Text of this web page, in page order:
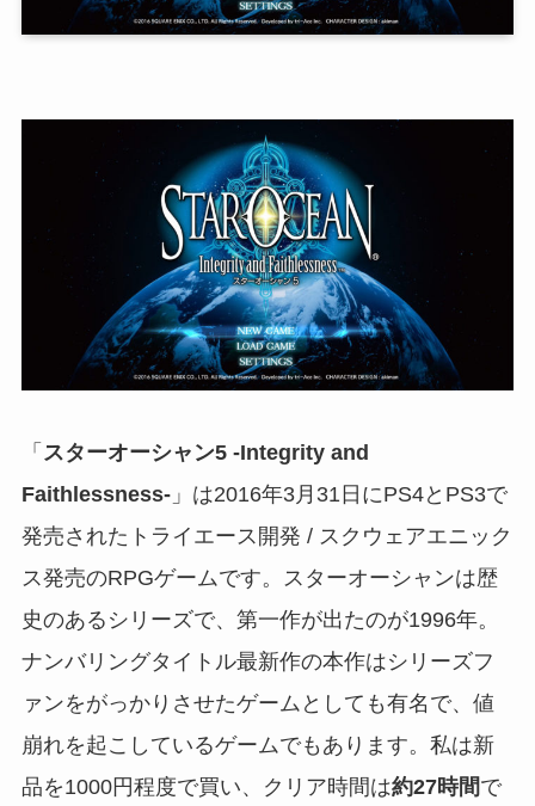
「 スターオーシャン5 -Integrity and
Faithlessness-」は2016年3月31日にPS4とPS3で
発売されたトライエース開発 / スクウェアエニック
ス発売のRPGゲームです。スターオーシャンは歴
史のあるシリーズで、第一作が出たのが1996年。
ナンバリングタイトル最新作の本作はシリーズフ
ァンをがっかりさせたゲームとしても有名で、値
崩れを起こしているゲームでもあります。私は新
品を1000円程度で買い、クリア時間は約27時間で